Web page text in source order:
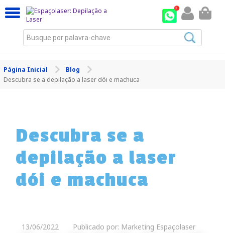
Busque por palavra-chave
Página Inicial
Blog
Descubra se a depilação a laser dói e machuca
Descubra se a
depilação a laser
dói e machuca
13/06/2022 Publicado por: Marketing Espaçolaser